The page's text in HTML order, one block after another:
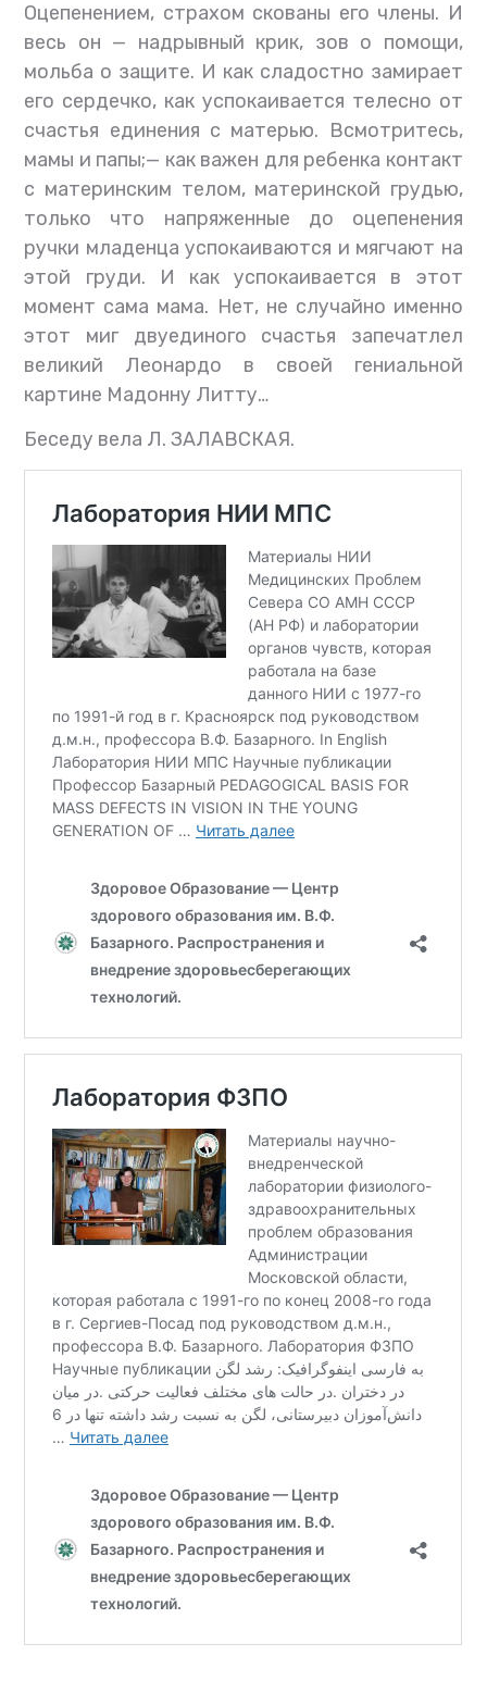
Оцепенением, страхом скованы его члены. И
весь он — надрывный крик, зов о помощи,
мольба о защите. И как сладостно замирает
его сердечко, как успокаивается телесно от
счастья единения с матерью. Всмотритесь,
мамы и папы;— как важен для ребенка контакт
с материнским телом, материнской грудью,
только что напряженные до оцепенения
ручки младенца успокаиваются и мягчают на
этой груди. И как успокаивается в этот
момент сама мама. Нет, не случайно именно
этот миг двуединого счастья запечатлел
великий Леонардо в своей гениальной
картине Мадонну Литту…
Беседу вела Л. ЗАЛАВСКАЯ.